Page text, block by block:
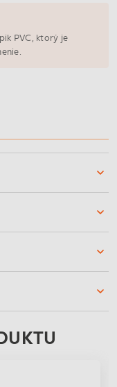
PVC, ktorý je